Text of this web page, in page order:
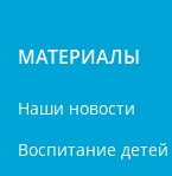
МАТЕРИАЛЫ
Наши новости
Воспитание детей